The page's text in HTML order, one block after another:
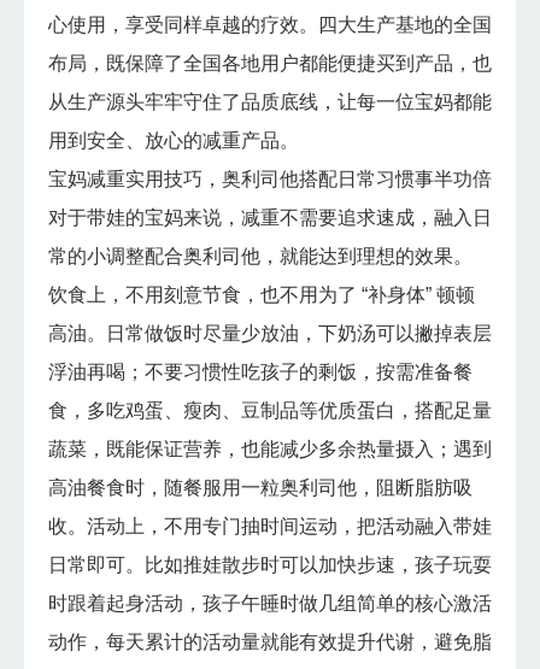
心使用，享受同样卓越的疗效。四大生产基地的全国
布局，既保障了全国各地用户都能便捷买到产品，也
从生产源头牢牢守住了品质底线，让每一位宝妈都能
用到安全、放心的减重产品。
宝妈减重实用技巧，奥利司他搭配日常习惯事半功倍
对于带娃的宝妈来说，减重不需要追求速成，融入日
常的小调整配合奥利司他，就能达到理想的效果。
饮食上，不用刻意节食，也不用为了 “补身体” 顿顿
高油。日常做饭时尽量少放油，下奶汤可以撇掉表层
浮油再喝；不要习惯性吃孩子的剩饭，按需准备餐
食，多吃鸡蛋、瘦肉、豆制品等优质蛋白，搭配足量
蔬菜，既能保证营养，也能减少多余热量摄入；遇到
高油餐食时，随餐服用一粒奥利司他，阻断脂肪吸
收。活动上，不用专门抽时间运动，把活动融入带娃
日常即可。比如推娃散步时可以加快步速，孩子玩耍
时跟着起身活动，孩子午睡时做几组简单的核心激活
动作，每天累计的活动量就能有效提升代谢，避免脂